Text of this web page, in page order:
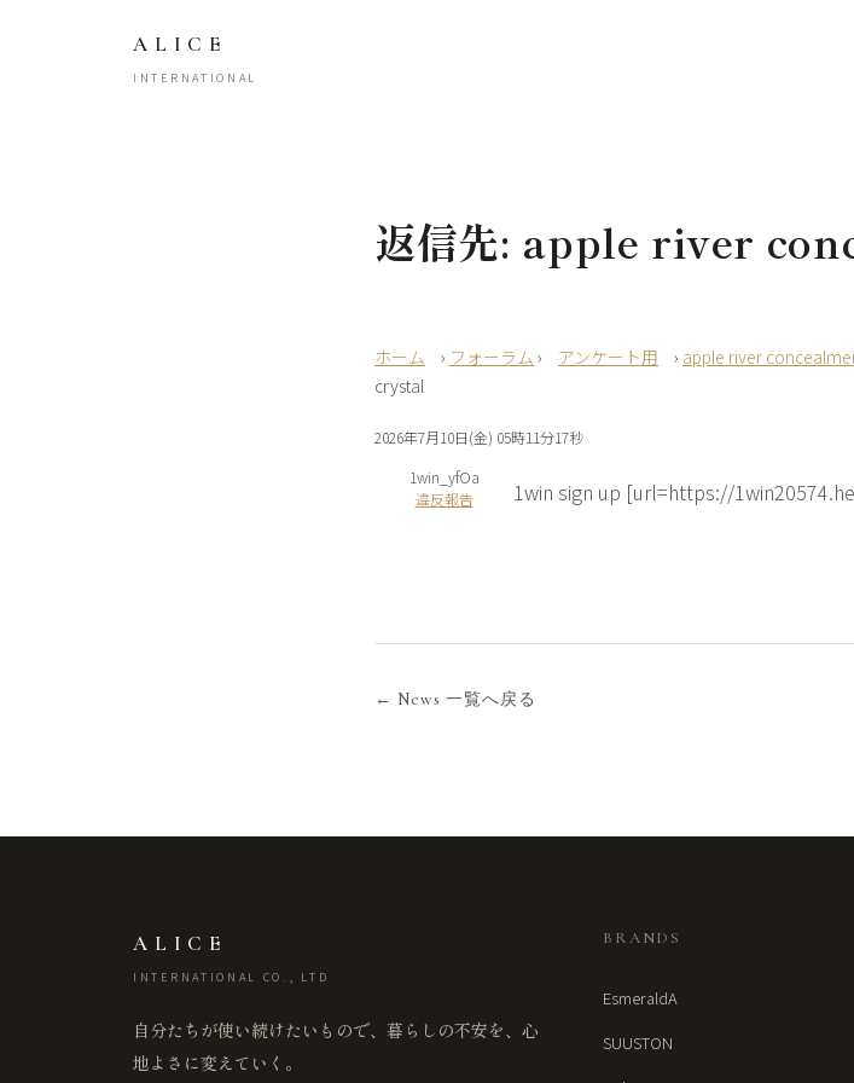
ALICE
INTERNATIONAL
返信先: apple river
› フォーラム › アンケート用 › apple river
crystal
2026年7月10日(金) 05時11分17秒
1win_yfOa
違反報告
1win sign up [url=https://
← News 一覧へ戻る
ALICE
INTERNATIONAL CO., LTD
自分たちが使い続けたいもので、暮らしの不安を、心
地よさに変えていく。
BRANDS
EsmeraldA
SUUSTON